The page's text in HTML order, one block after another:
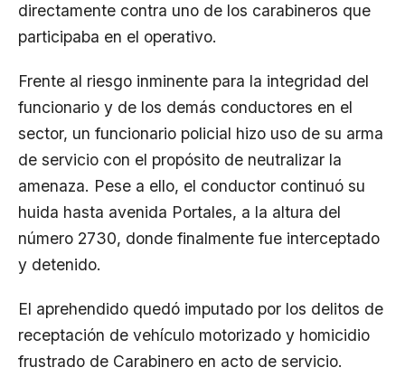
directamente contra uno de los carabineros que
participaba en el operativo.
Frente al riesgo inminente para la integridad del
funcionario y de los demás conductores en el
sector, un funcionario policial hizo uso de su arma
de servicio con el propósito de neutralizar la
amenaza. Pese a ello, el conductor continuó su
huida hasta avenida Portales, a la altura del
número 2730, donde finalmente fue interceptado
y detenido.
El aprehendido quedó imputado por los delitos de
receptación de vehículo motorizado y homicidio
frustrado de Carabinero en acto de servicio.